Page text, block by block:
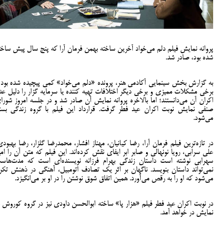
پروانه نمایش فیلم دلم می‌خواد آخرین ساخته بهمن فرمان آرا که پنج سال پیش
شده بود، صادر شد.
به گزارش بخش سینمایی آکادمی هنر، پرونده «دلم می‌خواد» کمی پیچیده شده
برخی مشکلات ممیزی و برخی دیگر اختلافات تهیه کننده یا سرمایه گزار را دلیل
اکران آن می‌دانستند؛ اما بالاخره پروانه نمایش آن صادر شد و در جلسه امروز
صنفی نمایش نوبت اکران عید فطر گرفت. قرارداد این فیلم با گروه زندگی
می‌شود.
در تازه‌ترین فیلم فرمان آرا، رضا کیانیان، مهناز افشار، محمدرضا گلزار، رضا
علی سرابی، رویا نونهالی و صابر ابر ایفای نقش کرده‌اند. این فیلم که متن آن را
سهرابی نوشته است داستان زندگی بهرام فرزانه نویسنده‌ای است که
نمی‌تواند داستان بنویسد. ناگهان بر اثر یک تصادف اتومبیل، آهنگی در ذهنش
می‌شود که او را به رقص می‌آورد. همین اتفاق شوق نوشتن را در او بر می‌انگیزد.
در نوبت اکران عید فطر فیلم «هزار پا» ساخته ابوالحسن داودی نیز در گروه کوروش
نمایش در خواهد آمد.